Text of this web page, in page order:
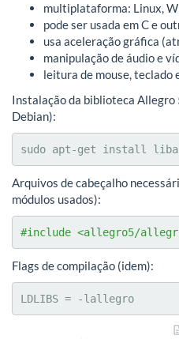
multiplataforma: Linux,
pode ser usada em C e
usa aceleração gráfica
manipulação de áudio e
leitura de mouse, teclado
Instalação da biblioteca
Debian):
sudo apt-get install
Arquivos de cabeçalho
módulos usados):
#include <allegro5/
Flags de compilação (idem):
LDLIBS = -lallegro